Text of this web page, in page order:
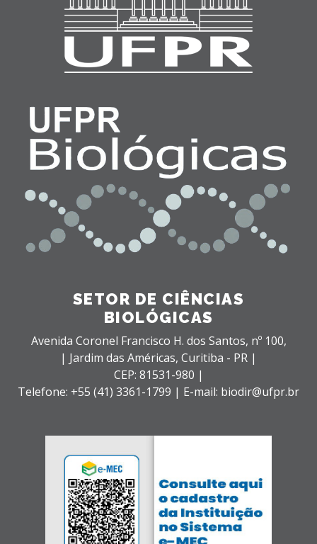
SETOR DE CIÊNCIAS
BIOLÓGICAS
Avenida Coronel Francisco H. dos Santos, nº 100,
| Jardim das Américas, Curitiba - PR |
CEP: 81531-980 |
Telefone: +55 (41) 3361-1799 | E-mail: biodir@ufpr.br